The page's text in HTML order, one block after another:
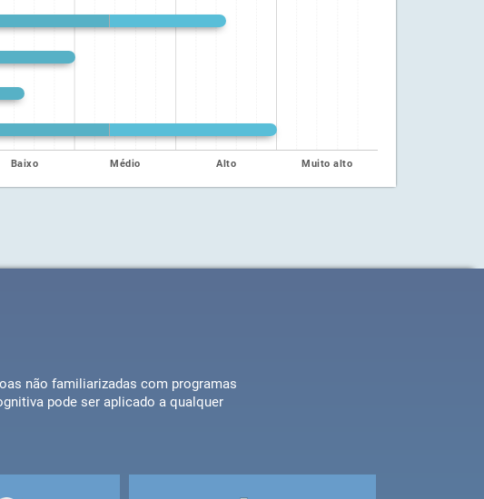
Baixo Médio Alto Muito alto
não familiarizadas com programas
pode ser aplicado a qualquer